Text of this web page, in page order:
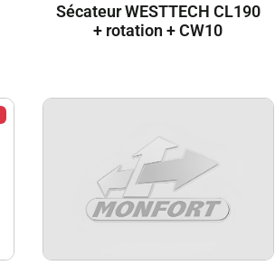
Sécateur WESTTECH CL190
+ rotation + CW10